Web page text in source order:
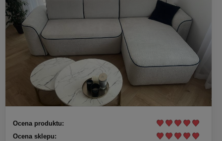
Ocena produktu:
Ocena sklepu: